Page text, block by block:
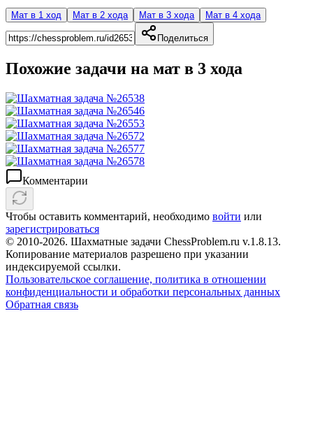
Мат в 1 ход Мат в 2 хода Мат в 3 хода Мат в 4 хода
Поделиться
Похожие задачи на мат в 3 хода
Комментарии
Чтобы оставить комментарий, необходимо войти или
зарегистрироваться
© 2010-2026. Шахматные задачи ChessProblem.ru v.1.8.13.
Копирование материалов разрешено при указании
индексируемой ссылки.
Пользовательское соглашение, политика в отношении
конфиденциальности и обработки персональных данных
Обратная связь